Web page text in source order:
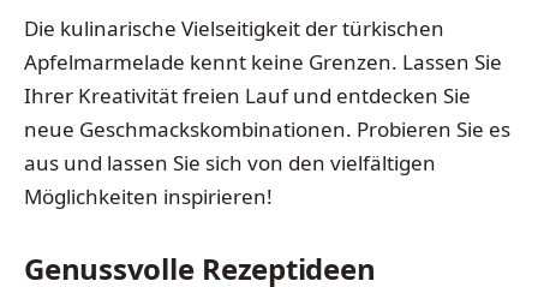
Die kulinarische Vielseitigkeit der türkischen
Apfelmarmelade kennt keine Grenzen. Lassen Sie
Ihrer Kreativität freien Lauf und entdecken Sie
neue Geschmackskombinationen. Probieren Sie es
aus und lassen Sie sich von den vielfältigen
Möglichkeiten inspirieren!
Genussvolle Rezeptideen